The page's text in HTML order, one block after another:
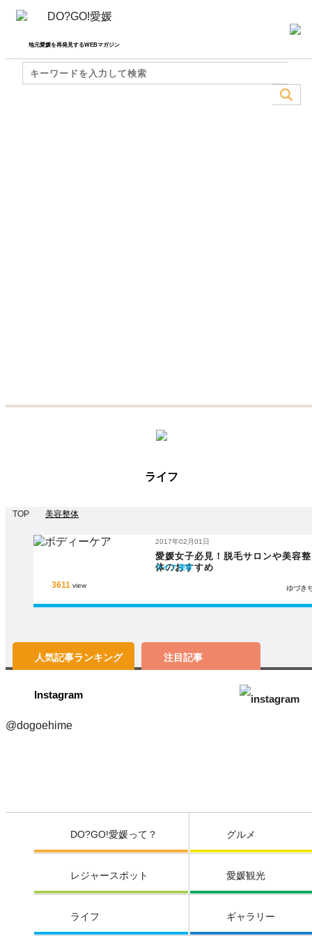
地元愛媛を再発見するWEBマガジン
ライフ
TOP 美容整体
3611 view
2017年02月01日
愛媛女子必見！脱毛サロンや美容整
体のおすすめ
ライフ 美容
ゆづき
人気記事ランキング 注目記事
Instagram
@dogoehime
DO?GO!愛媛って？ グルメ
レジャースポット 愛媛観光
ライフ ギャラリー